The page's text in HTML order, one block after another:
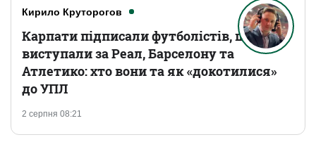
Кирило Круторогов
2 серпня 08:21
Карпати підписали футболістів, що
виступали за Реал, Барселону та
Атлетико: хто вони та як «докотилися»
до УПЛ